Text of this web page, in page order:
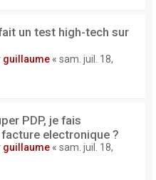
un test high-tech sur
guillaume « sam. juil. 18,
PDP, je fais
electronique ?
guillaume « sam. juil. 18,